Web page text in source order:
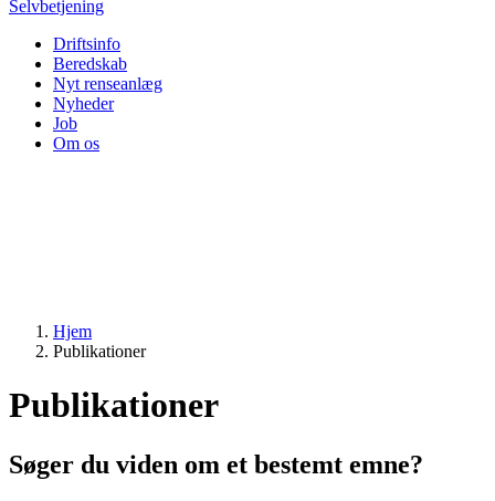
Selvbetjening
Driftsinfo
Beredskab
Nyt renseanlæg
Nyheder
Job
Om os
Hjem
Publikationer
Publikationer
Søger du viden om et bestemt emne?